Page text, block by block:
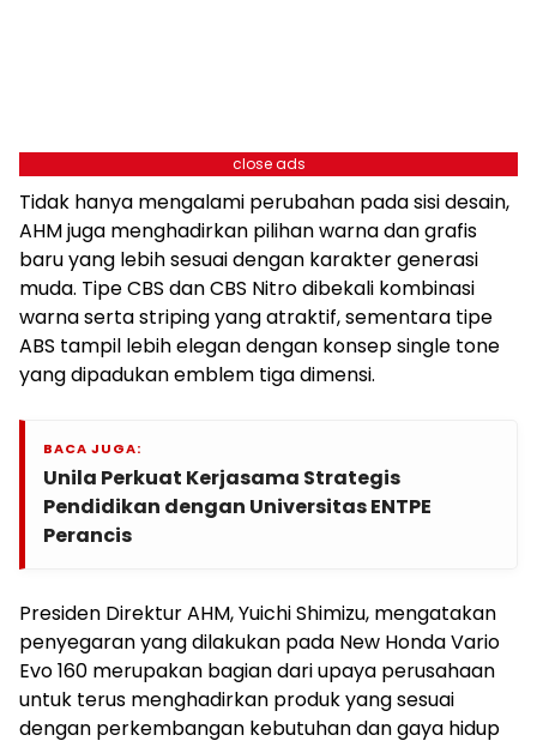
close ads
Tidak hanya mengalami perubahan pada sisi desain,
AHM juga menghadirkan pilihan warna dan grafis
baru yang lebih sesuai dengan karakter generasi
muda. Tipe CBS dan CBS Nitro dibekali kombinasi
warna serta striping yang atraktif, sementara tipe
ABS tampil lebih elegan dengan konsep single tone
yang dipadukan emblem tiga dimensi.
BACA JUGA:
Unila Perkuat Kerjasama Strategis
Pendidikan dengan Universitas ENTPE
Perancis
Presiden Direktur AHM, Yuichi Shimizu, mengatakan
penyegaran yang dilakukan pada New Honda Vario
Evo 160 merupakan bagian dari upaya perusahaan
untuk terus menghadirkan produk yang sesuai
dengan perkembangan kebutuhan dan gaya hidup